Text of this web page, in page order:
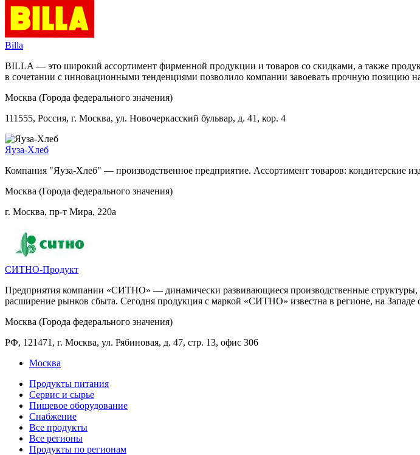
Billa
BILLA — это широкий ассортимент фирменной продукции и товаров со скидками, а также
в сочетании с инновационными тенденциями позволило компании завоевать прочную позицию
Москва (Города федерального значения)
111555, Россия, г. Москва, ул. Новочеркасский бульвар, д. 41, кор. 4
Яуза-Хлеб
Компания "Яуза-Хлеб" — произвoдственное предприятие. Ассортимент товаров: кондитерские
Москва (Города федерального значения)
г. Москва, пр-т Мира, 220а
СИТНО-Продукт
Предприятия компании «СИТНО» — динамически развивающиеся производственные структуры,
расширение рынков сбыта. Сегодня продукция с маркой «СИТНО» известна в регионе, на Западе
Москва (Города федерального значения)
РФ, 121471, г. Москва, ул. Рябиновая, д. 47, стр. 13, офис 306
Москва
Продукты питания
Сервис и сырье
Пищевое оборудование
Снабжение
Все продукты
Все регионы
Продукты по регионам